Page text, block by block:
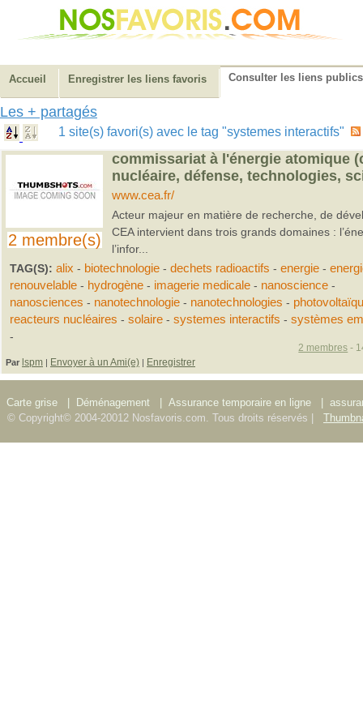
Accueil Enregistrer les liens favoris Consulter les liens publics
Les + partagés
1 site(s) favori(s) avec le tag "systemes interactifs"
2 membre(s)
commissariat à l'énergie atomique
nucléaire, défense, technologies,
www.cea.fr/
Acteur majeur en matière de recherche, de
CEA intervient dans trois grands domaines :
l’infor...
TAG(S): alix - biotechnologie - dechets radioactifs - energie -
renouvelable - hydrogène - imagerie medicale - nanoscience -
nanosciences - nanotechnologie - nanotechnologies -
reacteurs nucléaires - solaire - systemes interactifs - systèmes
-
Par lspm | Envoyer à un Ami(e) | Enregistrer
2 membres -
Carte grise Déménagement Assurance temporaire en ligne
© Copyright© 2004-20012 Nosfavoris.com. Tous droits réservés |